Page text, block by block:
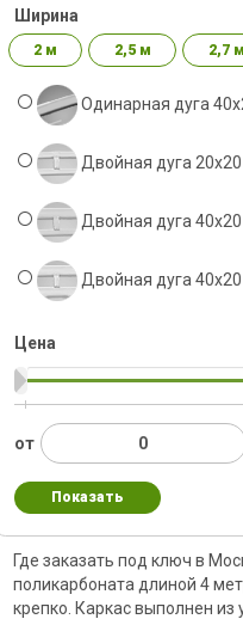
Ширина
2 м 2,5 м 2,7 м
Одинарная дуга
Двойная дуга
Двойная дуга
Двойная дуга
Цена
от
Показать
Где заказать под ключ в
поликарбоната длиной 4
крепко. Каркас выполнен